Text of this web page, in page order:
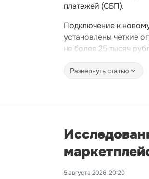
платежей (СБП).
Подключение к
установлены четкие
не более 25 тысяч
Развернуть статью
5 августа 2026, 20:20